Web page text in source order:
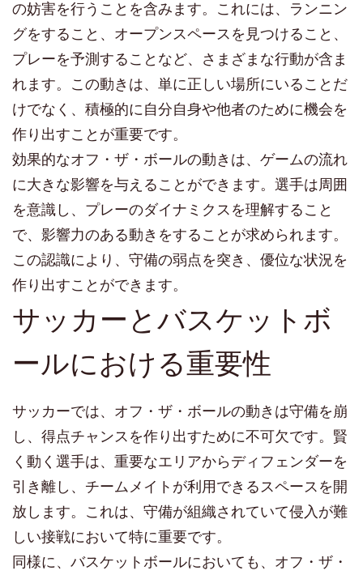
の妨害を行うことを含みます。これには、ランニン
グをすること、オープンスペースを見つけること、
プレーを予測することなど、さまざまな行動が含ま
れます。この動きは、単に正しい場所にいることだ
けでなく、積極的に自分自身や他者のために機会を
作り出すことが重要です。
効果的なオフ・ザ・ボールの動きは、ゲームの流れ
に大きな影響を与えることができます。選手は周囲
を意識し、プレーのダイナミクスを理解すること
で、影響力のある動きをすることが求められます。
この認識により、守備の弱点を突き、優位な状況を
作り出すことができます。
サッカーとバスケットボ
ールにおける重要性
サッカーでは、オフ・ザ・ボールの動きは守備を崩
し、得点チャンスを作り出すために不可欠です。賢
く動く選手は、重要なエリアからディフェンダーを
引き離し、チームメイトが利用できるスペースを開
放します。これは、守備が組織されていて侵入が難
しい接戦において特に重要です。
同様に、バスケットボールにおいても、オフ・ザ・